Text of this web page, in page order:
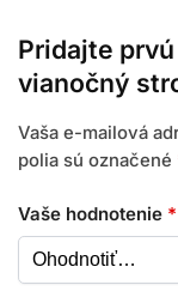
Pridajte
vianočný
Vaša e-mailová
polia sú označené
Vaše hodnotenie *